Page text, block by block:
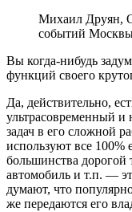
Михаил Друян,
событий
Вы когда-нибудь
функций своего
Да, действительно,
ультрасовременный
задач в его сложной
используют все
большинства дорогой
автомобиль и т.п. —
думают, что
же передаются его